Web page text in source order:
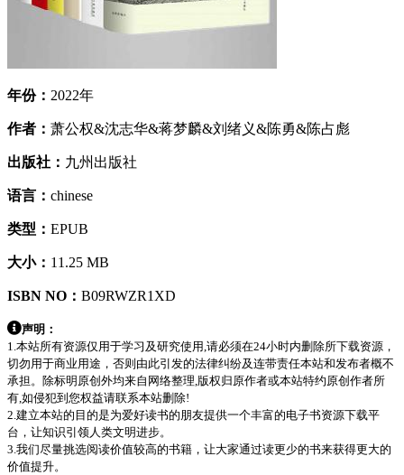
年份： 2022年
作者： 萧公权&沈志华&蒋梦麟&刘绪义&陈勇&陈占彪
出版社： 九州出版社
语言： chinese
类型： EPUB
大小： 11.25 MB
ISBN NO： B09RWZR1XD
声明：
1.本站所有资源仅用于学习及研究使用,请必须在24小时内删除所下载资源，
切勿用于商业用途，否则由此引发的法律纠纷及连带责任本站和发布者概不
承担。除标明原创外均来自网络整理,版权归原作者或本站特约原创作者所
有,如侵犯到您权益请联系本站删除!
2.建立本站的目的是为爱好读书的朋友提供一个丰富的电子书资源下载平
台，让知识引领人类文明进步。
3.我们尽量挑选阅读价值较高的书籍，让大家通过读更少的书来获得更大的
价值提升。